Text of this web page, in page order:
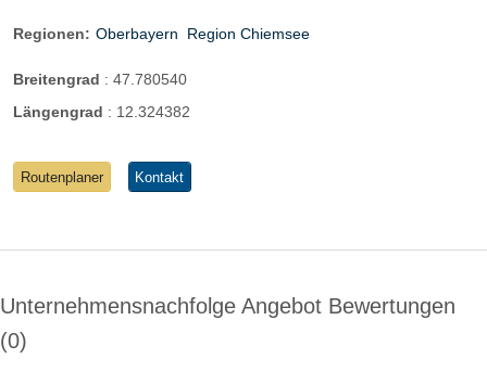
Regionen: Oberbayern Region Chiemsee
Breitengrad : 47.780540
Längengrad : 12.324382
Routenplaner Kontakt
Unternehmensnachfolge Angebot Bewertungen
0